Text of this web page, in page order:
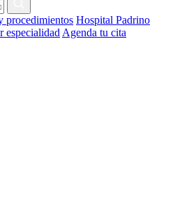
procedimientos Hospital Padrino
especialidad Agenda tu cita